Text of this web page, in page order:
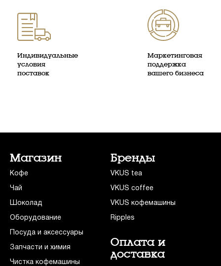
Индивидуальные
условия
поставок
Маркетинговая
поддержка
вашего бизнеса
Магазин
Кофе
Чай
Шоколад
Оборудование
Посуда и аксессуары
Запчасти и химия
Чистка кофемашины
Бренды
VKUS tea
VKUS coffee
VKUS кофемашины
Ripples
Оплата и
доставка